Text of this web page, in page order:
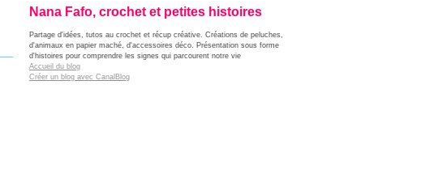
Nana Fafo, crochet et petites histoires
Partage d'idées, tutos au crochet et récup créative. Créations de peluches,
d'animaux en papier maché, d'accessoires déco. Présentation sous forme
d'histoires pour comprendre les signes qui parcourent notre vie
Accueil du blog
Créer un blog avec CanalBlog